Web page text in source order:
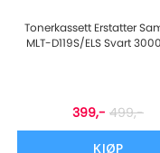
Tonerkassett Erstatter
MLT-D119S/ELS Svart
399,- 499,-
KJØP